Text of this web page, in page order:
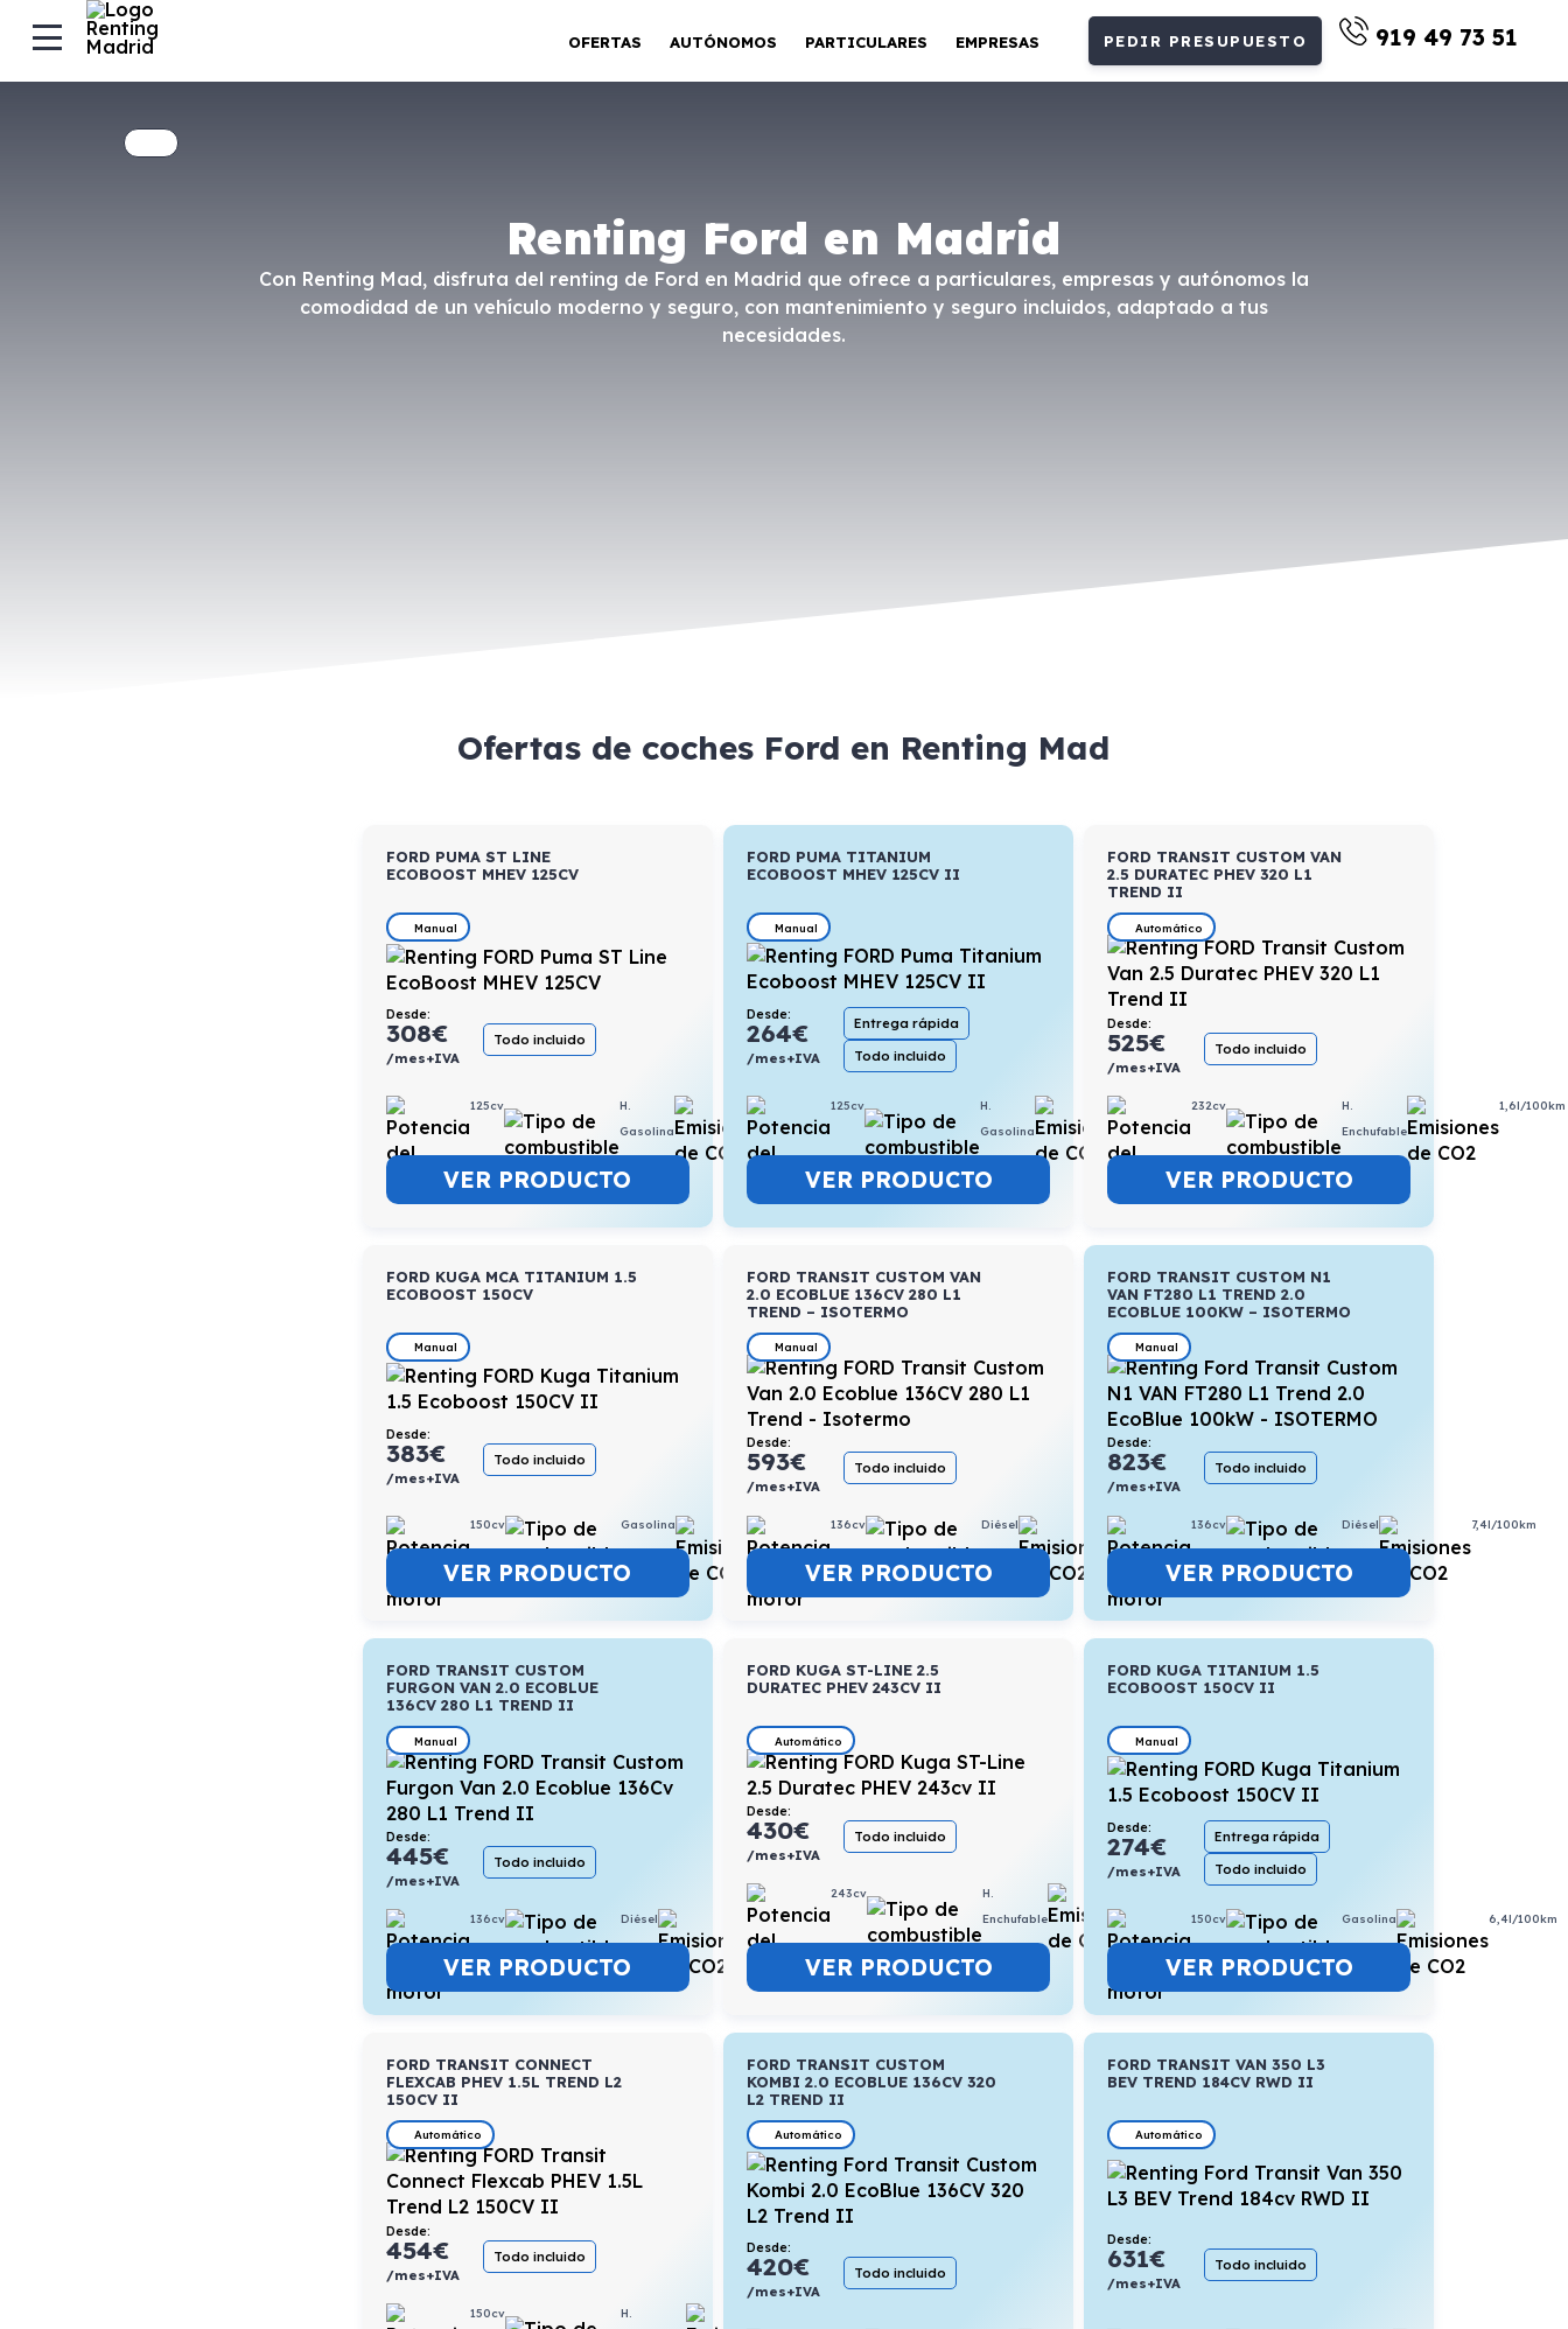
OFERTAS AUTÓNOMOS PARTICULARES EMPRESAS PEDIR PRESUPUESTO 919 49 73 51
Renting Ford en Madrid
Con Renting Mad, disfruta del renting de Ford en Madrid que ofrece a particulares, empresas y autónomos la
comodidad de un vehículo moderno y seguro, con mantenimiento y seguro incluidos, adaptado a tus
necesidades.
Ofertas de coches Ford en Renting Mad
FORD PUMA ST LINE
ECOBOOST MHEV 125CV
Manual
Desde:
308€
/mes+IVA
Todo incluido
125cv
H.
Gasolina
5,5l/100km
VER PRODUCTO
FORD PUMA TITANIUM
ECOBOOST MHEV 125CV II
Manual
Desde:
264€
/mes+IVA
Entrega rápida
Todo incluido
125cv
H.
Gasolina
5,3l/100km
VER PRODUCTO
FORD TRANSIT CUSTOM VAN
2.5 DURATEC PHEV 320 L1
TREND II
Automático
Desde:
525€
/mes+IVA
Todo incluido
232cv
H.
Enchufable
1,6l/100km
VER PRODUCTO
FORD KUGA MCA TITANIUM 1.5
ECOBOOST 150CV
Manual
Desde:
383€
/mes+IVA
Todo incluido
150cv Gasolina 6,4l/100km
VER PRODUCTO
FORD TRANSIT CUSTOM VAN
2.0 ECOBLUE 136CV 280 L1
TREND – ISOTERMO
Manual
Desde:
593€
/mes+IVA
Todo incluido
136cv Diésel 7,1l/100km
VER PRODUCTO
FORD TRANSIT CUSTOM N1
VAN FT280 L1 TREND 2.0
ECOBLUE 100KW – ISOTERMO
Manual
Desde:
823€
/mes+IVA
Todo incluido
136cv Diésel 7,4l/100km
VER PRODUCTO
FORD TRANSIT CUSTOM
FURGON VAN 2.0 ECOBLUE
136CV 280 L1 TREND II
Manual
Desde:
445€
/mes+IVA
Todo incluido
136cv Diésel 7,1l/100km
VER PRODUCTO
FORD KUGA ST-LINE 2.5
DURATEC PHEV 243CV II
Automático
Desde:
430€
/mes+IVA
Todo incluido
243cv
H.
Enchufable
VER PRODUCTO
FORD KUGA TITANIUM 1.5
ECOBOOST 150CV II
Manual
Desde:
274€
/mes+IVA
Entrega rápida
Todo incluido
150cv Gasolina 6,4l/100km
VER PRODUCTO
FORD TRANSIT CONNECT
FLEXCAB PHEV 1.5L TREND L2
150CV II
Automático
Desde:
454€
/mes+IVA
Todo incluido
150cv
H.
FORD TRANSIT CUSTOM
KOMBI 2.0 ECOBLUE 136CV 320
L2 TREND II
Automático
Desde:
420€
/mes+IVA
Todo incluido
FORD TRANSIT VAN 350 L3
BEV TREND 184CV RWD II
Automático
Desde:
631€
/mes+IVA
Todo incluido